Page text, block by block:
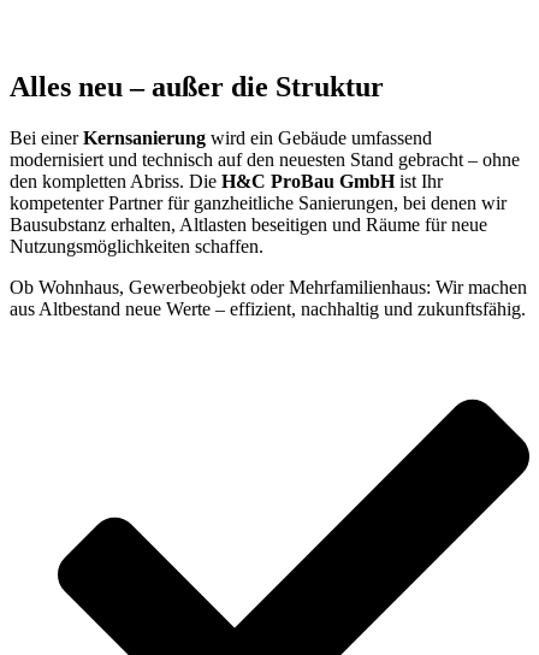
Alles neu – außer die Struktur
Bei einerKernsanierung wird ein Gebäude umfassend
modernisiert und technisch auf den neuesten Stand gebracht – ohne
den kompletten Abriss. Die H&C ProBau GmbHist Ihr
kompetenter Partner für ganzheitliche Sanierungen, bei denen wir
Bausubstanz erhalten, Altlasten beseitigen und Räume für neue
Nutzungsmöglichkeiten schaffen.
Ob Wohnhaus, Gewerbeobjekt oder Mehrfamilienhaus: Wir machen
aus Altbestand neue Werte – effizient, nachhaltig und zukunftsfähig.